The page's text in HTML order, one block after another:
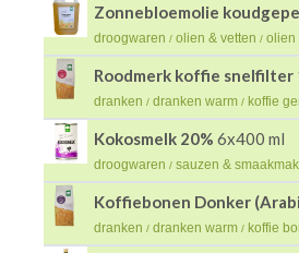
Zonnebloemolie
droogwaren / olien & vetten / olien
Roodmerk koffie snelfilter
dranken / dranken warm / koffie
Kokosmelk 20% 6x400 ml
droogwaren / sauzen &
Koffiebonen Donker
dranken / dranken warm / koffie